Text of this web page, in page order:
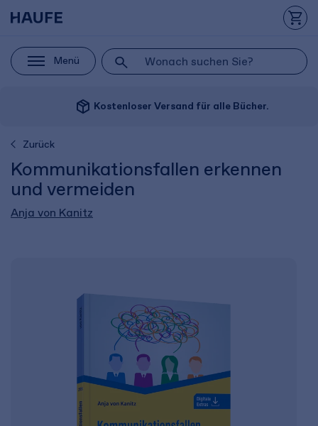
Menü
package_2 Kostenloser Versand für alle Bücher.
Zurück
Kommunikationsfallen erkennen
und vermeiden
Anja von Kanitz